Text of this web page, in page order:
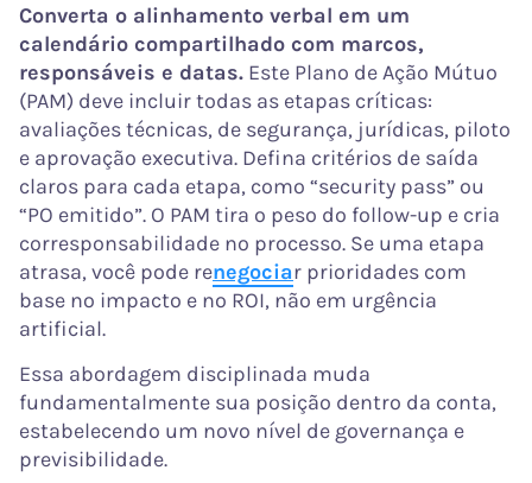
Converta o alinhamento verbal em um
calendário compartilhado com marcos,
responsáveis e datas. Este Plano de Ação Mútuo
(PAM) deve incluir todas as etapas críticas:
avaliações técnicas, de segurança, jurídicas, piloto
e aprovação executiva. Defina critérios de saída
claros para cada etapa, como “security pass” ou
“PO emitido”. O PAM tira o peso do follow-up e cria
corresponsabilidade no processo. Se uma etapa
atrasa, você pode renegociar prioridades com
base no impacto e no ROI, não em urgência
artificial.
Essa abordagem disciplinada muda
fundamentalmente sua posição dentro da conta,
estabelecendo um novo nível de governança e
previsibilidade.